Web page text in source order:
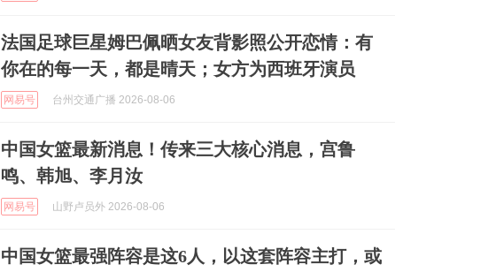
法国足球巨星姆巴佩晒女友背影照公开恋情：有
你在的每一天，都是晴天；女方为西班牙演员
网易号 台州交通广播 2026-08-06
中国女篮最新消息！传来三大核心消息，宫鲁
鸣、韩旭、李月汝
网易号 山野卢员外 2026-08-06
中国女篮最强阵容是这6人，以这套阵容主打，或